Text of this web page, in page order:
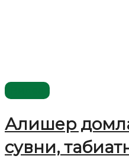
Алишер
сувни,